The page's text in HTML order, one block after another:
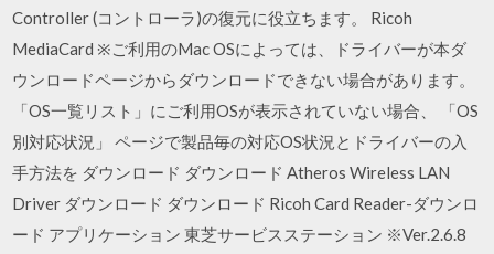
Controller (コントローラ)の復元に役立ちます。 Ricoh
MediaCard ※ご利用のMac OSによっては、ドライバーが本ダ
ウンロードページからダウンロードできない場合があります。
「OS一覧リスト」にご利用OSが表示されていない場合、 「OS
別対応状況」 ページで製品毎の対応OS状況とドライバーの入
手方法を ダウンロード ダウンロード Atheros Wireless LAN
Driver ダウンロード ダウンロード Ricoh Card Reader-ダウンロ
ード アプリケーション 東芝サービスステーション ※Ver.2.6.8